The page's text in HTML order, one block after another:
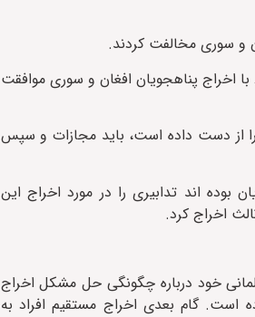
و سوری مخالفت کردند.
با اخراج پناهجویان افغان و سوری موافقت
از دست داده است، باید مجازات و سپس
اند تدابیری را در مورد اخراج این
اخراج کرد.
خود درباره چگونگی حل مشکل اخراج
است. گام بعدی اخراج مستقیم افراد به